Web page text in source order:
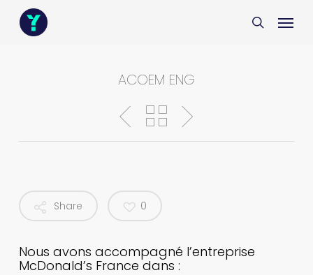
main
search
Menu
ACOEM ENG
Share 0
Nous avons accompagné l’entreprise
McDonald’s France dans :